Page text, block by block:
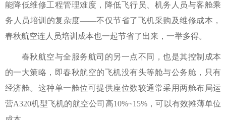
能降低维修工程管理难度，降低飞行员、机务人员与客舱乘
务人员培训的复杂度——不仅节省了飞机采购及维修成本，
春秋航空连人员培训成本也一起节省了出来，一举多得。
春秋航空与全服务航司的另一点不同，也是其控制成本
的一大策略，即春秋航空的飞机没有头等舱与公务舱，只有
经济舱。这种单一舱位可提供座位数较通常采用两舱布局运
营A320机型飞机的航空公司高10%~15%，可以有效摊薄单位